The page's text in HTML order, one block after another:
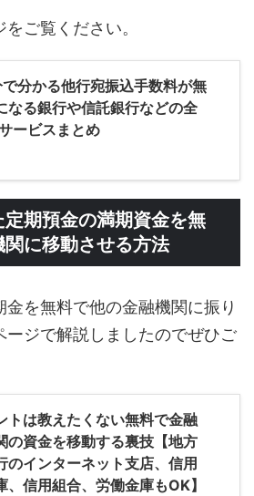
ご覧ください。
分かる他行宛振込手数料が無
なる銀行や信託銀行などの全
ービスまとめ
定期預金の満期資金を無
に移動させる方法
を無料で他の金融機関に振り
ージで解説しましたのでぜひご
トは教えたくない無料で金融
の資金を移動する裏技【地方
のインターネット支店、信用
、信用組合、労働金庫もOK】